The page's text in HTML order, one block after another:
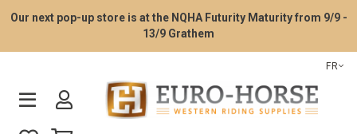
Our next pop-up store is at the NQHA Futurity Maturity from 9/9 -
13/9 Grathem
FR